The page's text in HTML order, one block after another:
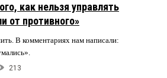
как нельзя управлять
от противного»
В комментариях нам написали:
213